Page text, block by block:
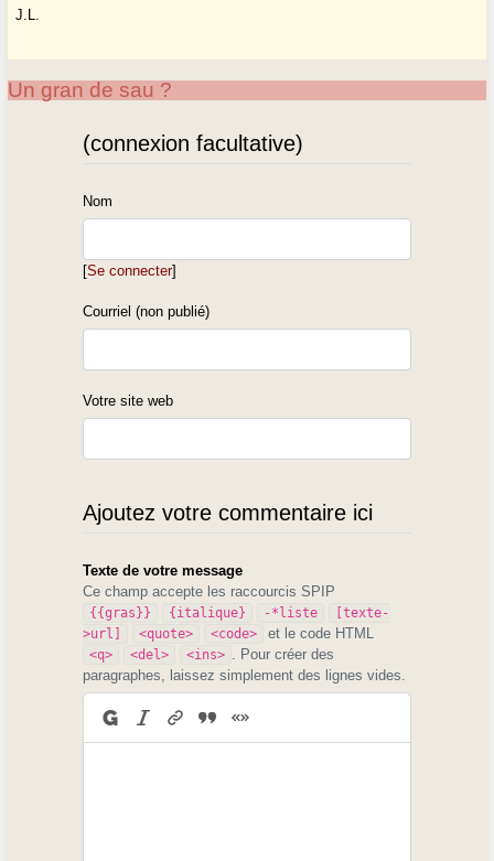
J.L.
Un gran de sau ?
(connexion facultative)
Nom
[Se connecter]
Courriel (non publié)
Votre site web
Ajoutez votre commentaire ici
Texte de votre message
Ce champ accepte les raccourcis SPIP
{{gras}} {italique} -*liste
[texte-
>url]
<quote> <code> et le code HTML
<q> <del> <ins>
. Pour créer des
paragraphes, laissez simplement des lignes vides.